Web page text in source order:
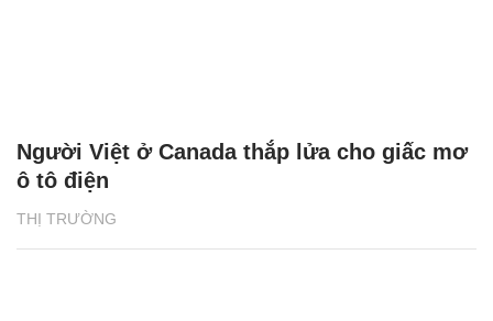
THỊ TRƯỜNG
Người Việt ở Canada thắp lửa cho giấc mơ
ô tô điện